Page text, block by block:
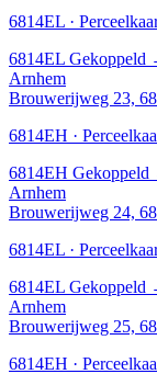
6814EL ·
6814EL Gekoppeld
Arnhem
Brouwerijweg 23,
6814EH ·
6814EH Gekoppeld
Arnhem
Brouwerijweg 24,
6814EL ·
6814EL Gekoppeld
Arnhem
Brouwerijweg 25,
6814EH ·